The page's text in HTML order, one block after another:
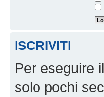
ISCRIVITI
Per eseguire
solo pochi